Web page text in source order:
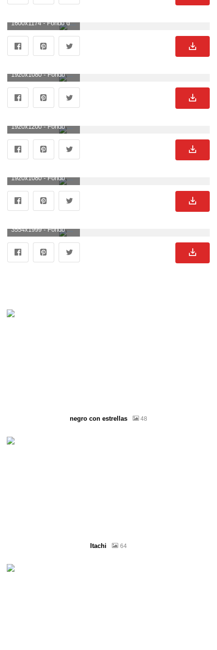
1600x1174 - Fondo de pantalla de 1600x1174. Wallpaper de Nissan.
1920x1080 - Fondo de pantalla de 1920x1080. Wallpaper HD 1080p de Nissan.
1920x1200 - Fondo de pantalla de 1920x1200. Fondo de pantalla de Nissan.
1920x1080 - Fondo de pantalla de 1920x1080. Fondo para computadora HD 1080p de Nissan.
3554x1999 - Fondo de pantalla de 3554x1999. Wallpaper para escritorio de Nissan.
negro con estrellas 48
Itachi 64